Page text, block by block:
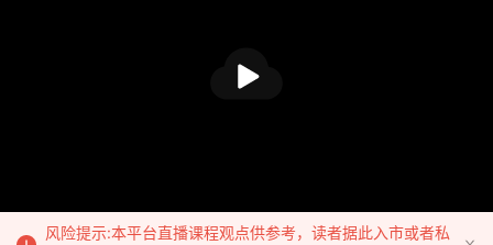
放
风险提示:本平台直播课程观点供参考，读者据此入市或者私